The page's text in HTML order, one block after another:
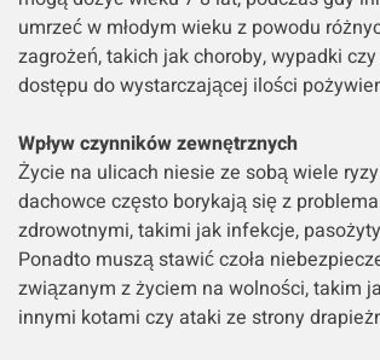
umrzeć w młodym wieku z powodu
zagrożeń, takich jak choroby, wypadki
dostępu do wystarczającej ilości
Wpływ czynników zewnętrznych
Życie na ulicach niesie ze sobą wiele
dachowce często borykają się z
zdrowotnymi, takimi jak infekcje,
Ponadto muszą stawić czoła
związanym z życiem na wolności, takim
innymi kotami czy ataki ze strony